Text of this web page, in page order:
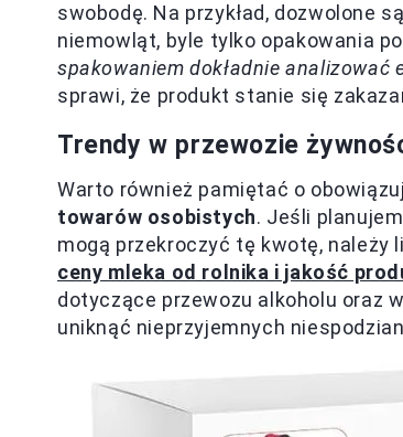
swobodę. Na przykład, dozwolone
niemowląt, byle tylko opakowania
spakowaniem dokładnie analizować
sprawi, że produkt stanie się
Trendy w przewozie
Warto również pamiętać o
towarów osobistych. Jeśli
mogą przekroczyć tę kwotę, należy
ceny mleka od rolnika i jakość
dotyczące przewozu alkoholu oraz
uniknąć nieprzyjemnych